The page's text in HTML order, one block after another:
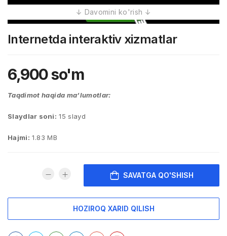
Internetda interaktiv xizmatlar
6,900so'm
Taqdimot haqida ma’lumotlar:
Slaydlar soni: 15 slayd
Hajmi: 1.83 MB
SAVATGA QO'SHISH
HOZIROQ XARID QILISH